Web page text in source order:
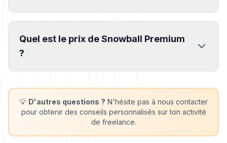
Quel est le prix de Snowball Premium
?
💡 D'autres questions ? N'hésite pas à nous contacter
pour obtenir des conseils personnalisés sur ton activité
de freelance.